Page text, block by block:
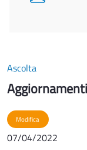
Ascolta
Aggiornamenti
Modifica
07/04/2022